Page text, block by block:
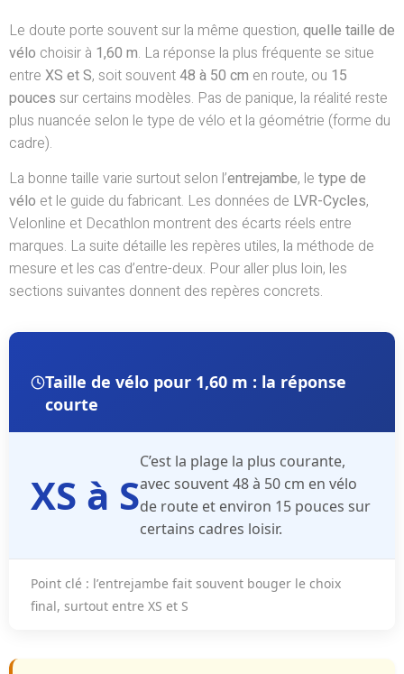
Le doute porte souvent sur la même question, quelle taille de
vélo choisir à 1,60 m. La réponse la plus fréquente se situe
entre XS et S, soit souvent48 à 50 cm en route, ou 15
pouces sur certains modèles. Pas de panique, la réalité reste
plus nuancée selon le type de vélo et la géométrie (forme du
cadre).
La bonne taille varie surtout selon l’entrejambe, le type de
vélo et le guide du fabricant. Les données de LVR-Cycles,
Velonline et Decathlon montrent des écarts réels entre
marques. La suite détaille les repères utiles, la méthode de
mesure et les cas d’entre-deux. Pour aller plus loin, les
sections suivantes donnent des repères concrets.
Taille de vélo pour 1,60 m : la réponse
courte
XS à S
C’est la plage la plus courante,
avec souvent48 à 50 cm en vélo
de route et environ 15 pouces sur
certains cadres loisir.
Point clé : l’entrejambe fait souvent bouger le choix
final, surtout entre XS et S